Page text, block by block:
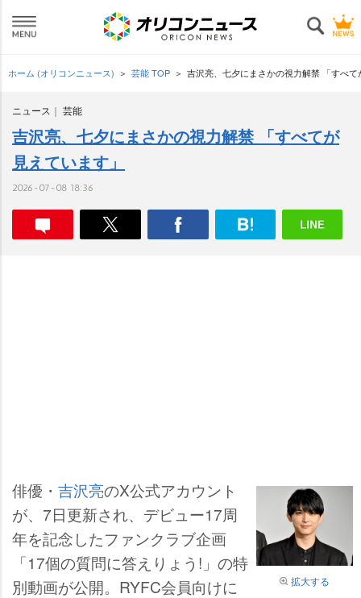
ホーム (オリコンニュース) 芸能 TOP 吉沢亮、七夕にまさかの視力解禁 「すべ
ニュース 芸能
吉沢亮、七夕にまさかの視力解禁 「すべてが
見えています」
2026-07-08 18:36
拡大する
俳優・ 吉沢亮のX公式アカウント
が、7日更新され、デビュー17周
年を記念したファンクラブ企画
「17個の質問に答えりょう!」の特
別動画が公開。RYFC会員向けに